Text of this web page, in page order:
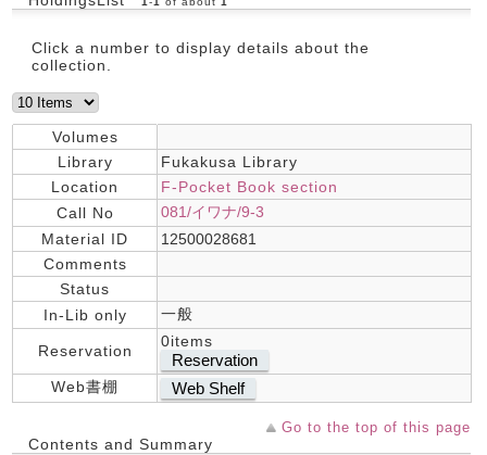
Click a number to display details about the
collection.
Volumes
Library
Fukakusa Library
Location
F-Pocket Book section
Call No
081/イワナ/9-3
Material ID
12500028681
Comments
Status
In-Lib only
一般
Reservation
0items
Reservation
Web書棚 Web Shelf
Go to the top of this page
Contents and Summary